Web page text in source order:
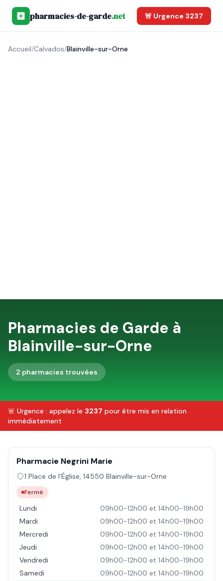
pharmacies-de-garde.net 🚨 Urgence 3237
Accueil/Calvados/Blainville-sur-Orne
Pharmacies de Garde à
Blainville-sur-Orne
2 pharmacies trouvées
🚨 Urgence : appelez le 3237 pour être mis en relation
immédiatement
Pharmacie Negrini Marie
1 Place de l'Église, 14550 Blainville-sur-Orne
Fermé
Lundi
09h00-12h00 et 14h00-19h00
Mardi
09h00-12h00 et 14h00-19h00
Mercredi
09h00-12h00 et 14h00-19h00
Jeudi
09h00-12h00 et 14h00-19h00
Vendredi
09h00-12h00 et 14h00-19h00
Samedi
09h00-12h00 et 14h00-19h00